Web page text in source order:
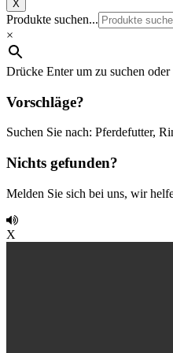
X
Produkte suchen...
×
Drücke Enter um zu suchen
Vorschläge?
Suchen Sie nach: Pferdefutter,
Nichts gefunden?
Melden Sie sich bei uns, wir
X